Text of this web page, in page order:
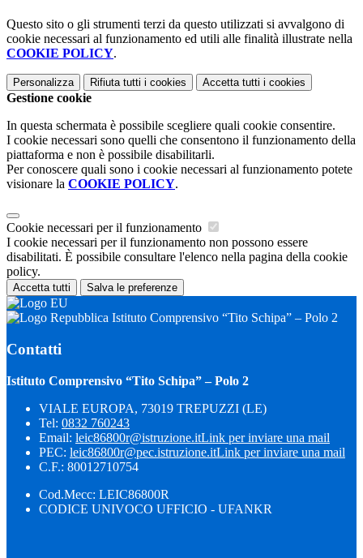
Questo sito o gli strumenti terzi da questo utilizzati si avvalgono di
cookie necessari al funzionamento ed utili alle finalità illustrate nella
COOKIE POLICY.
Personalizza Rifiuta tutti i cookies Accetta tutti i cookies
Gestione cookie
In questa schermata è possibile scegliere quali cookie consentire.
I cookie necessari sono quelli che consentono il funzionamento della
piattaforma e non è possibile disabilitarli.
Per conoscere quali sono i cookie necessari al funzionamento potete
visionare la COOKIE POLICY.
Cookie necessari per il funzionamento
I cookie necessari per il funzionamento non possono essere
disabilitati. È possibile consultare l'elenco nella pagina della cookie
policy.
Accetta tutti Salva le preferenze
Istituto Comprensivo “Tito Schipa” – Polo 2
Contatti
Istituto Comprensivo “Tito Schipa” – Polo 2
VIALE EUROPA, 73019 TREPUZZI (LE)
Tel: 0832 760243
Email: leic86800r@istruzione.itLink per inviare una mail
PEC: leic86800r@pec.istruzione.itLink per inviare una mail
C.F.: 80012710754
Cod.Mecc: LEIC86800R
CODICE UNIVOCO UFFICIO - UFANKR